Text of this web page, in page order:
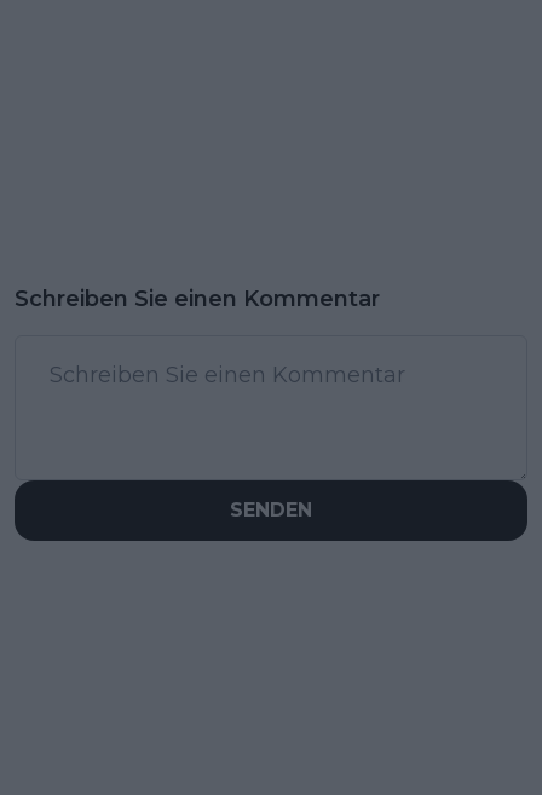
Schreiben Sie einen Kommentar
SENDEN